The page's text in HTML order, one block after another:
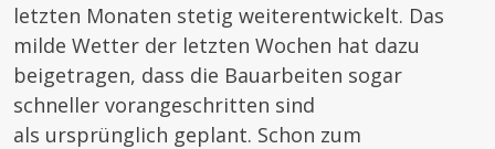
letzten Monaten stetig weiterentwickelt. Das
milde Wetter der letzten Wochen hat dazu
beigetragen, dass die Bauarbeiten sogar
schneller vorangeschritten sind
als ursprünglich geplant. Schon zum